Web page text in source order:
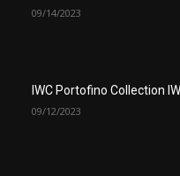
09/14/2023
09/12/2023